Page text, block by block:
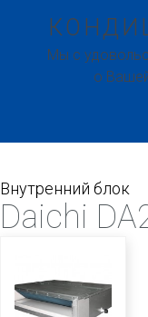
Мы с
о
Внутренний блок
Daichi